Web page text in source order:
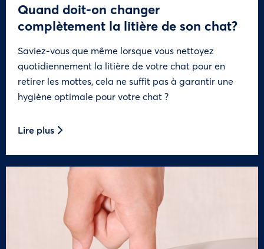
Quand doit-on changer
complètement la litière de son chat?
Saviez-vous que même lorsque vous nettoyez
quotidiennement la litière de votre chat pour en
retirer les mottes, cela ne suffit pas à garantir une
hygiène optimale pour votre chat ?
Lire plus